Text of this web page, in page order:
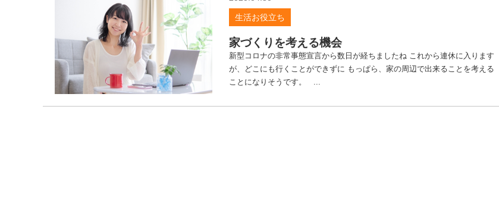
生活お役立ち
家づくりを考える機会
新型コロナの非常事態宣言から数日が経ちましたね これから連休に入ります
が、どこにも行くことができずに もっぱら、家の周辺で出来ることを考える
ことになりそうです。 ...